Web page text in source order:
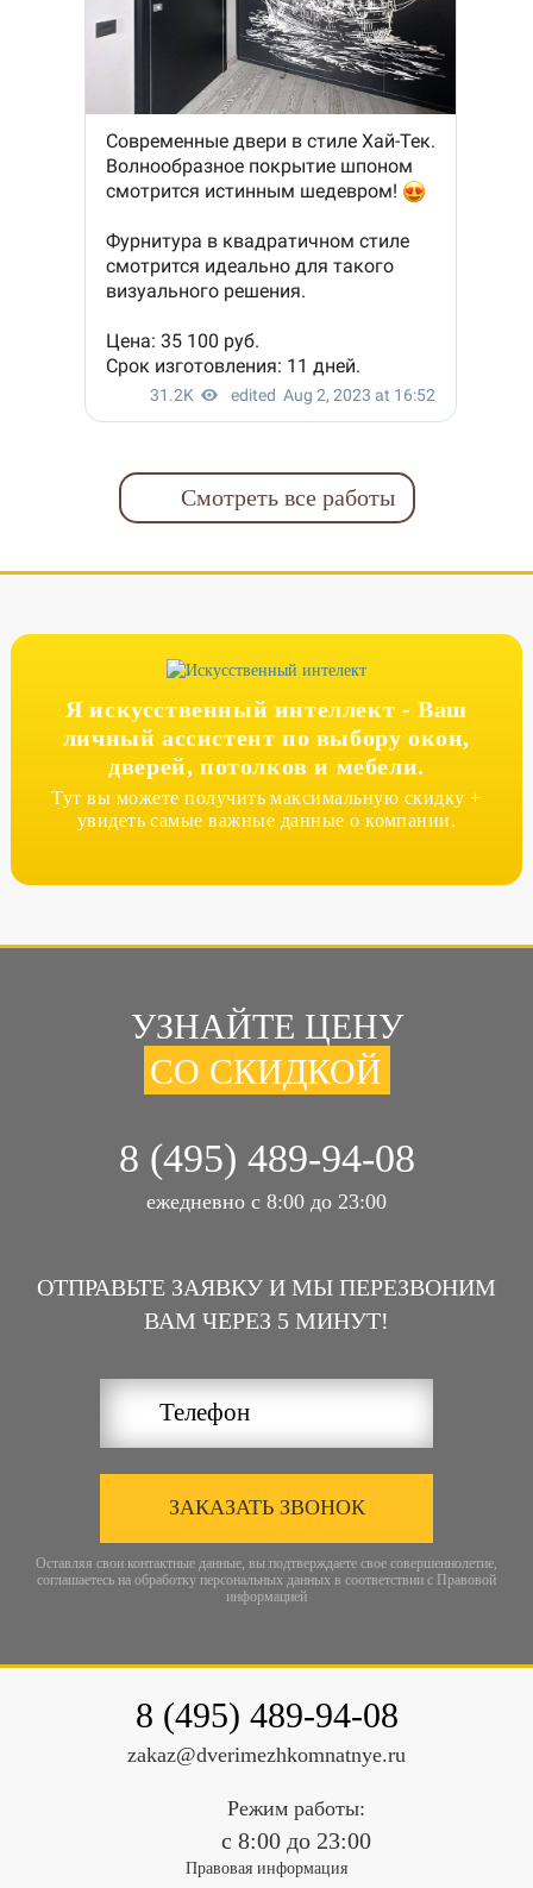
Смотреть все работы
Я искусственный интеллект - Ваш
личный ассистент по выбору окон,
дверей, потолков и мебели.
Тут вы можете получить максимальную скидку +
увидеть самые важные данные о компании.
УЗНАЙТЕ ЦЕНУ
СО СКИДКОЙ
8 (495) 489-94-08
ежедневно с 8:00 до 23:00
ОТПРАВЬТЕ ЗАЯВКУ И МЫ ПЕРЕЗВОНИМ
ВАМ ЧЕРЕЗ 5 МИНУТ!
ЗАКАЗАТЬ ЗВОНОК
Оставляя свои контактные данные, вы подтверждаете свое совершеннолетие,
соглашаетесь на обработку персональных данных в соответствии с Правовой
информацией
8 (495) 489-94-08
zakaz@dverimezhkomnatnye.ru
Режим работы:
c 8:00 до 23:00
Правовая информация